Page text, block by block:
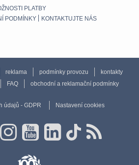
PLATBY
PODMÍNKY
KONTAKTUJTE NÁS
reklama podmínky provozu
kontakty
FAQ obchodní a reklamační podmínky
údajů - GDPR Nastavení cookies